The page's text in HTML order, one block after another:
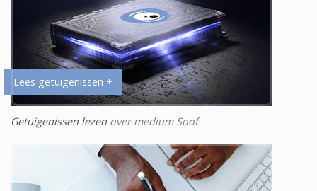
Lees getuigenissen +
Getuigenissen lezen over medium Soof